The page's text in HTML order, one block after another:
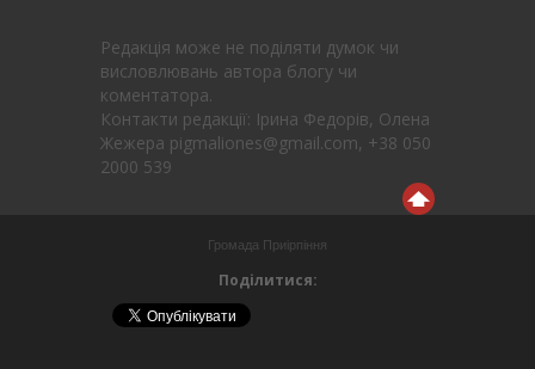
Редакція може не поділяти думок чи
висловлювань автора блогу чи
коментатора.
Контакти редакції: Ірина Федорів, Олена
Жежера pigmaliones@gmail.com, +38 050
2000 539
Громада Приірпіння
Поділитися: